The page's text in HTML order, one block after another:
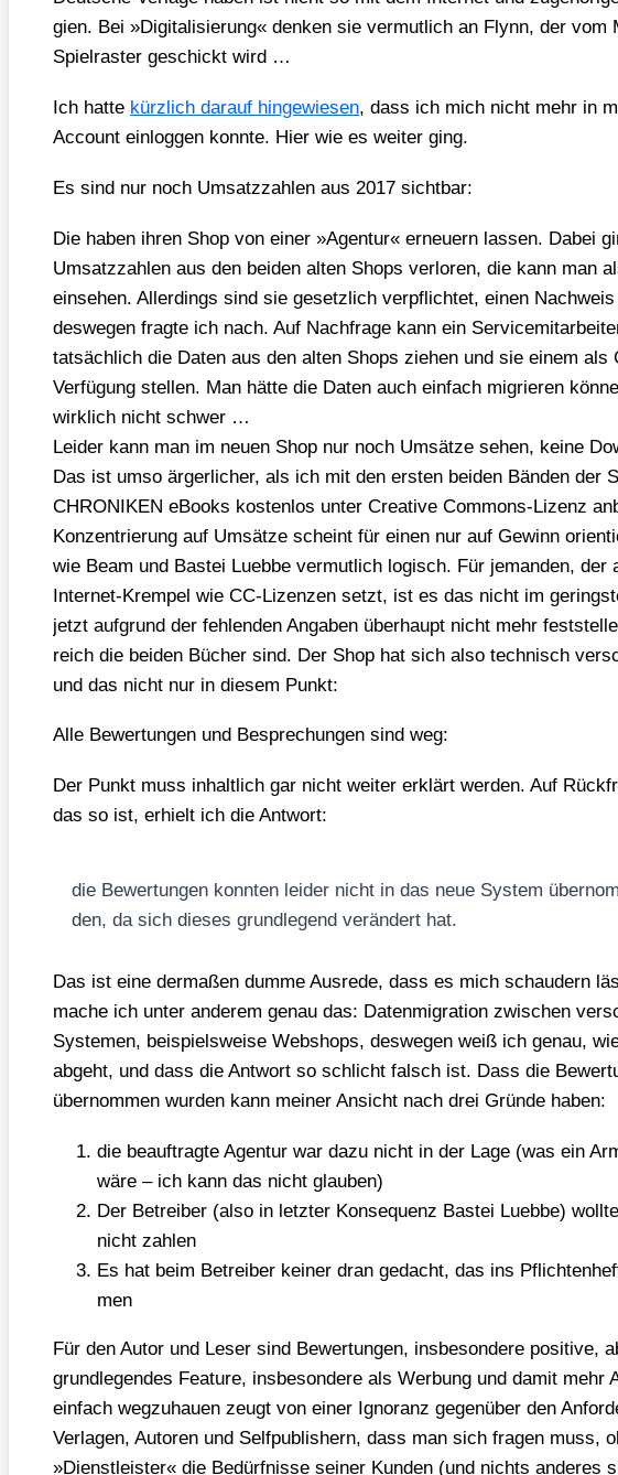
gien. Bei »Digi­ta­li­sie­rung« den­ken sie ver­mut­lich an Flynn, der vom
Spiel­ras­ter geschickt wird …
Ich hat­te kürz­lich dar­auf hin­ge­wie­sen, dass ich mich nicht mehr in
Account ein­log­gen konn­te. Hier wie es wei­ter ging.
Es sind nur noch Umsatz­zah­len aus 2017 sicht­bar:
Die haben ihren Shop von einer »Agen­tur« erneu­ern las­sen. Dabei
Umsatz­zah­len aus den bei­den alten Shops ver­lo­ren, die kann man
ein­se­hen. Aller­dings sind sie gesetz­lich ver­pflich­tet, einen
des­we­gen frag­te ich nach. Auf Nach­fra­ge kann ein
tat­säch­lich die Daten aus den alten Shops zie­hen und sie einem als
Ver­fü­gung stel­len. Man hät­te die Daten auch ein­fach migrie­ren
wirk­lich nicht schwer …
Lei­der kann man im neu­en Shop nur noch Umsät­ze sehen, kei­ne
Das ist umso ärger­li­cher, als ich mit den ers­ten bei­den Bän­den der
CHRONIKEN eBooks kos­ten­los unter Crea­ti­ve Com­mons-Lizenz
Kon­zen­trie­rung auf Umsät­ze scheint für einen nur auf Gewinn
wie Beam und Bas­tei Lueb­be ver­mut­lich logisch. Für jeman­den, der
Inter­net-Krem­pel wie CC-Lizen­zen setzt, ist es das nicht im
jetzt auf­grund der feh­len­den Anga­ben über­haupt nicht mehr
reich die bei­den Bücher sind. Der Shop hat sich also tech­nisch
und das nicht nur in die­sem Punkt:
Alle Bewer­tun­gen und Bespre­chun­gen sind weg:
Der Punkt muss inhalt­lich gar nicht wei­ter erklärt wer­den. Auf
das so ist, erhielt ich die Ant­wort:
die Bewer­tun­gen konn­ten lei­der nicht in das neue Sys­tem
den, da sich die­ses grund­le­gend ver­än­dert hat.
Das ist eine der­ma­ßen dum­me Aus­re­de, dass es mich schau­dern
mache ich unter ande­rem genau das: Daten­mi­gra­ti­on zwi­schen
Sys­te­men, bei­spiels­wei­se Web­shops, des­we­gen weiß ich genau,
abgeht, und dass die Ant­wort so schlicht falsch ist. Dass die
über­nom­men wur­den kann mei­ner Ansicht nach drei Grün­de haben:
die beauf­trag­te Agen­tur war dazu nicht in der Lage (was ein
wäre – ich kann das nicht glau­ben)
Der Betrei­ber (also in letz­ter Kon­se­quenz Bas­tei Lueb­be)
nicht zah­len
Es hat beim Betrei­ber kei­ner dran gedacht, das ins
men
Für den Autor und Leser sind Bewer­tun­gen, ins­be­son­de­re posi­ti­ve,
grund­le­gen­des Fea­ture, ins­be­son­de­re als Wer­bung und damit mehr
ein­fach weg­zu­hau­en zeugt von einer Igno­ranz gegen­über den
Ver­la­gen, Autoren und Self­pu­blishern, dass man sich fra­gen muss,
»Dienst­leis­ter« die Bedürf­nis­se sei­ner Kun­den (und nichts ande­res